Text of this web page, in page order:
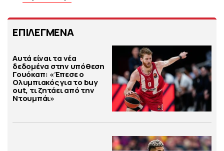
ΕΠΙΛΕΓΜΕΝΑ
Αυτά είναι τα νέα
δεδομένα στην υπόθεση
Γουόκαπ: «Έπεσε ο
Ολυμπιακός για το buy
out, τι ζητάει από την
Ντουμπάι»